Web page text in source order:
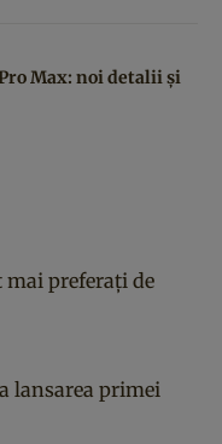
Max: noi detalii și
mai preferați de
lansarea primei